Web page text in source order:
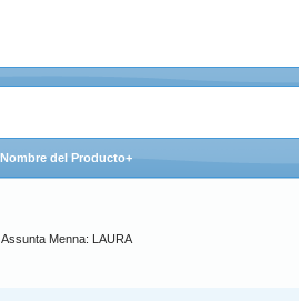
Nombre del Producto+
Assunta Menna: LAURA